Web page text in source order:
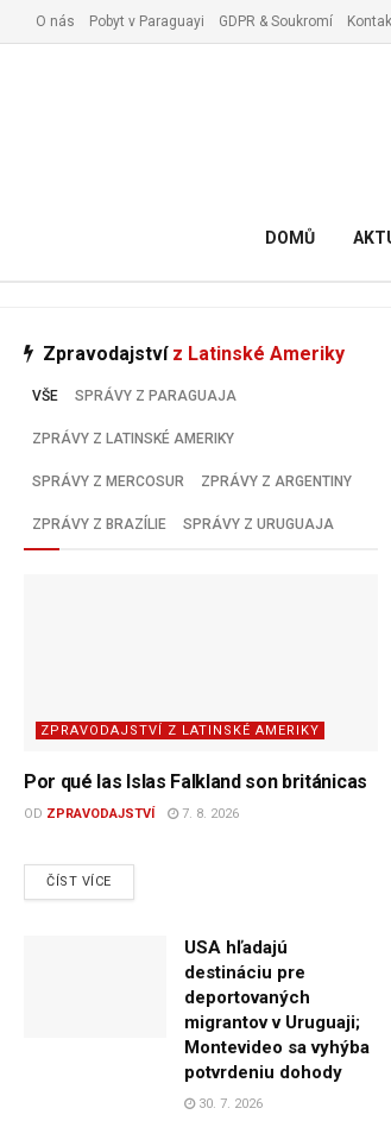
Vyřízení pobytu v Paraguay
Zpravodajství z Latinské Ameriky
VŠE SPRÁVY Z PARAGUAJA
ZPRÁVY Z LATINSKÉ AMERIKY
SPRÁVY Z MERCOSUR ZPRÁVY Z ARGENTINY
ZPRÁVY Z BRAZÍLIE SPRÁVY Z URUGUAJA
ZPRAVODAJSTVÍ Z LATINSKÉ AMERIKY
Por qué las Islas Falkland son británicas
OD ZPRAVODAJSTVÍ 7. 8. 2026
ČÍST VÍCEDETAILS
USA hľadajú
destináciu pre
deportovaných
migrantov v Uruguaji;
Montevideo sa vyhýba
potvrdeniu dohody
30. 7. 2026
O nás Pobyt v Paraguayi GDPR & Soukromí
DOMŮ